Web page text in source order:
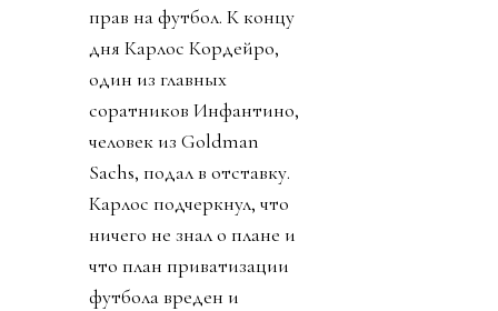
прав на футбол. К концу
дня Карлос Кордейро,
один из главных
соратников Инфантино,
человек из Goldman
Sachs, подал в отставку.
Карлос подчеркнул, что
ничего не знал о плане и
что план приватизации
футбола вреден и